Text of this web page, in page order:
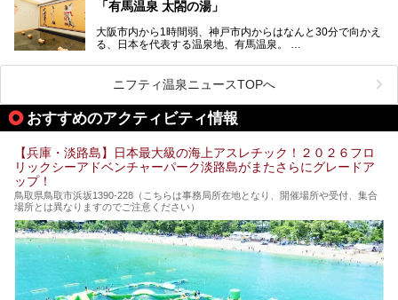
「有馬温泉 太閤の湯」
大阪市内から1時間弱、神戸市内からはなんと30分で向かえ
る、日本を代表する温泉地、有馬温泉。
有名な「金泉」と「銀泉」に加え、人工のの炭酸泉まで楽し
める、ある意味「最強」ともいえる施設です。
今回は自慢のお湯をメインにその魅力の数々を紹介します！
ニフティ温泉ニュースTOPへ
おすすめのアクティビティ情報
【兵庫・淡路島】日本最大級の海上アスレチック！２０２６フロ
リックシーアドベンチャーパーク淡路島がまたさらにグレードア
ップ！
鳥取県鳥取市浜坂1390‐228（こちらは事務局所在地となり、開催場所や受付、集合
場所とは異なりますのでご注意ください）